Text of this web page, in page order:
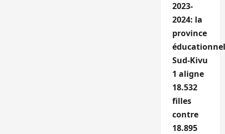
2023-
2024: la
province
Sud-Kivu
1 aligne
18.532
filles
contre
18.895